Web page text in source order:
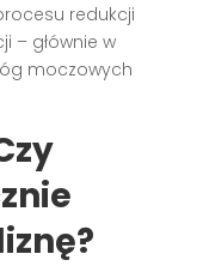
redukcji
– głównie w
moczowych